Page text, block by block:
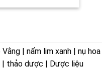
| nấm lim xanh | nụ hoa
thảo dược | Dược liệu